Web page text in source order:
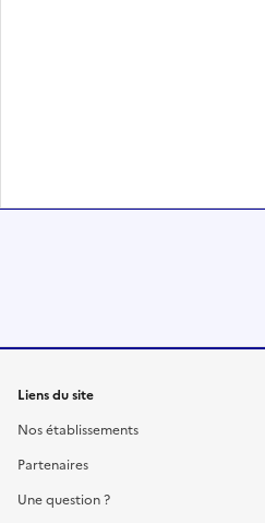
Liens du site
Nos établissements
Partenaires
Une question ?